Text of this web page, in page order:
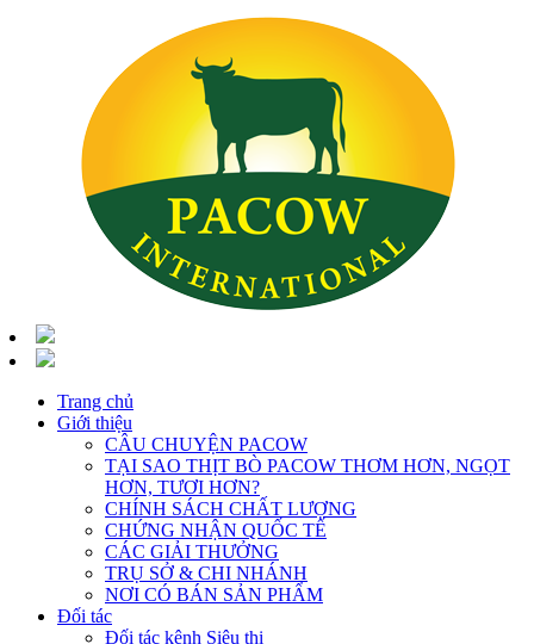
Trang chủ
Giới thiệu
CÂU CHUYỆN PACOW
TẠI SAO THỊT BÒ PACOW THƠM HƠN, NGỌT
HƠN, TƯƠI HƠN?
CHÍNH SÁCH CHẤT LƯỢNG
CHỨNG NHẬN QUỐC TẾ
CÁC GIẢI THƯỞNG
TRỤ SỞ & CHI NHÁNH
NƠI CÓ BÁN SẢN PHẨM
Đối tác
Đối tác kênh Siêu thị